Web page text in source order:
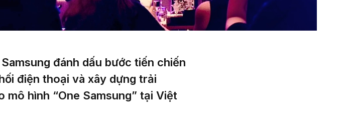
đánh dấu bước tiến chiến
điện thoại và xây dựng trải
hình “One Samsung” tại Việt